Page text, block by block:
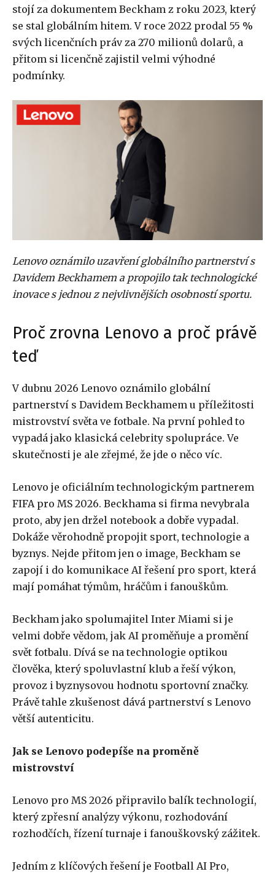
stojí za dokumentem Beckham z roku 2023, který
se stal globálním hitem. V roce 2022 prodal 55 %
svých licenčních práv za 270 milionů dolarů, a
přitom si licenčně zajistil velmi výhodné
podmínky.
Lenovo oznámilo uzavření globálního partnerství s
Davidem Beckhamem a propojilo tak technologické
inovace s jednou z nejvlivnějších osobností sportu.
Proč zrovna Lenovo a proč právě
teď
V dubnu 2026 Lenovo oznámilo globální
partnerství s Davidem Beckhamem u příležitosti
mistrovství světa ve fotbale. Na první pohled to
vypadá jako klasická celebrity spolupráce. Ve
skutečnosti je ale zřejmé, že jde o něco víc.
Lenovo je oficiálním technologickým partnerem
FIFA pro MS 2026. Beckhama si firma nevybrala
proto, aby jen držel notebook a dobře vypadal.
Dokáže věrohodně propojit sport, technologie a
byznys. Nejde přitom jen o image, Beckham se
zapojí i do komunikace AI řešení pro sport, která
mají pomáhat týmům, hráčům i fanouškům.
Beckham jako spolumajitel Inter Miami si je
velmi dobře vědom, jak AI proměňuje a promění
svět fotbalu. Dívá se na technologie optikou
člověka, který spoluvlastní klub a řeší výkon,
provoz i byznysovou hodnotu sportovní značky.
Právě tahle zkušenost dává partnerství s Lenovo
větší autenticitu.
Jak se Lenovo podepíše na proměně
mistrovství
Lenovo pro MS 2026 připravilo balík technologií,
který zpřesní analýzy výkonu, rozhodování
rozhodčích, řízení turnaje i fanouškovský zážitek.
Jedním z klíčových řešení je Football AI Pro,